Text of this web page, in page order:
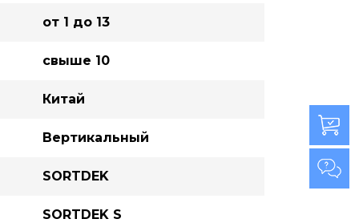
от 1 до 13
свыше 10
Китай
Вертикальный
SORTDEK
SORTDEK S